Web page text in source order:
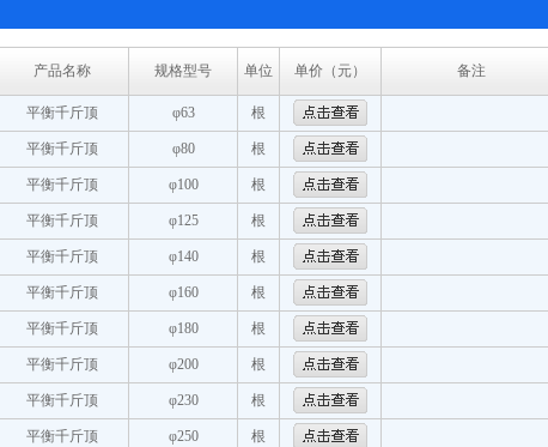
产品名称 规格型号 单位 单价（元） 备注
平衡千斤顶 φ63 根
平衡千斤顶 φ80 根
平衡千斤顶 φ100 根
平衡千斤顶 φ125 根
平衡千斤顶 φ140 根
平衡千斤顶 φ160 根
平衡千斤顶 φ180 根
平衡千斤顶 φ200 根
平衡千斤顶 φ230 根
平衡千斤顶 φ250 根